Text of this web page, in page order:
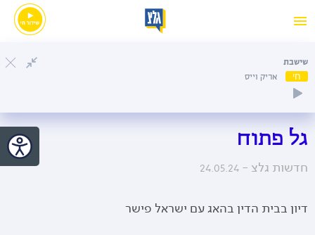
שישבת
חי אריק וייס
גל פתוח
חדשות גלצ - 24.05.24
דיון בבית הדין בהאג עם ישראל פישר